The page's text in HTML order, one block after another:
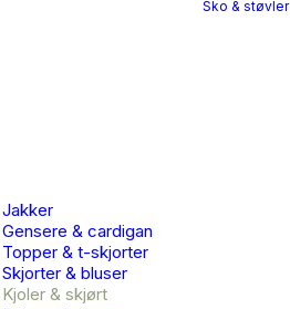
Jakker
Gensere & cardigan
Topper & t-skjorter
Skjorter & bluser
Kjoler & skjørt
Sko & støvler